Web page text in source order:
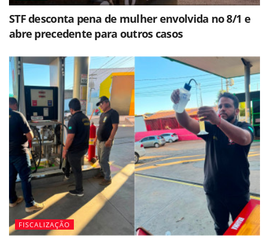
STF desconta pena de mulher envolvida no 8/1 e
abre precedente para outros casos
FISCALIZAÇÃO